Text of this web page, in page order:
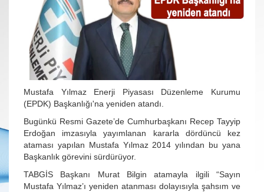
Mustafa Yılmaz Enerji Piyasası Düzenleme Kurumu
(EPDK) Başkanlığı'na yeniden atandı.
Bugünkü Resmi Gazete’de Cumhurbaşkanı Recep Tayyip
Erdoğan imzasıyla yayımlanan kararla dördüncü kez
ataması yapılan Mustafa Yılmaz 2014 yılından bu yana
Başkanlık görevini sürdürüyor.
TABGİS Başkanı Murat Bilgin atamayla ilgili “Sayın
Mustafa Yılmaz’ı yeniden atanması dolayısıyla şahsım ve